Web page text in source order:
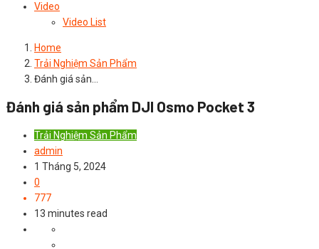
Video
Video List
Home
Trải Nghiệm Sản Phẩm
Đánh giá sản…
Đánh giá sản phẩm DJI Osmo Pocket 3
Trải Nghiệm Sản Phẩm
admin
1 Tháng 5, 2024
0
777
13 minutes read